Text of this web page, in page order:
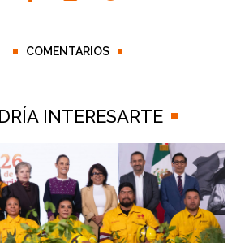
COMENTARIOS
INTERESARTE